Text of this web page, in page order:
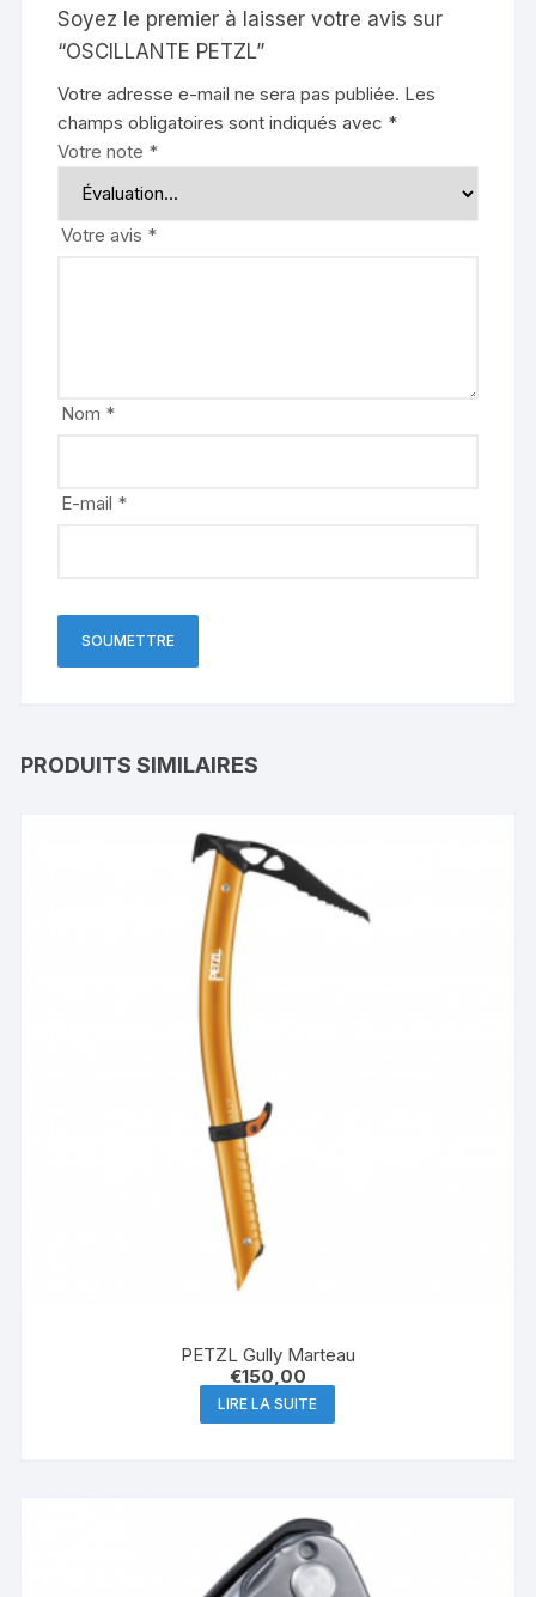
Soyez le premier à laisser votre avis sur
“OSCILLANTE PETZL”
Votre adresse e-mail ne sera pas publiée. Les
champs obligatoires sont indiqués avec *
Votre note *
Votre avis *
Nom *
E-mail *
PRODUITS SIMILAIRES
PETZL Gully Marteau
€150,00
LIRE LA SUITE